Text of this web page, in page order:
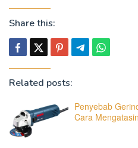
Share this:
Related posts:
Penyebab
Cara